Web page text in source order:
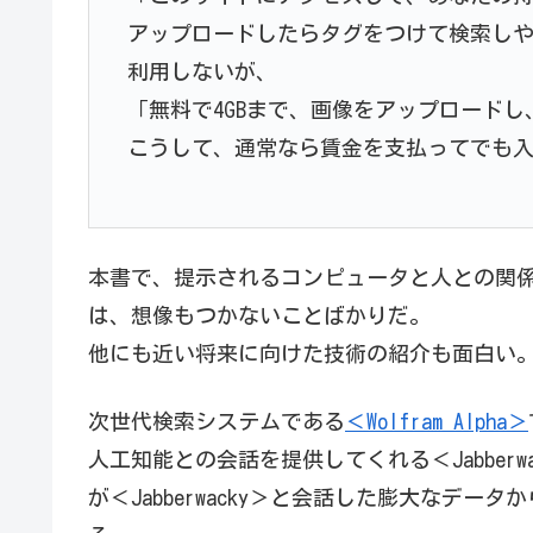
アップロードしたらタグをつけて検索し
利用しないが、
「無料で4GBまで、画像をアップロード
こうして、通常なら賃金を支払ってでも
本書で、提示されるコンピュータと人との関
は、想像もつかないことばかりだ。
他にも近い将来に向けた技術の紹介も面白い
次世代検索システムである ＜Wolfram Alpha＞
人工知能との会話を提供してくれる＜
が＜Jabberwacky＞と会話した膨大なデータ